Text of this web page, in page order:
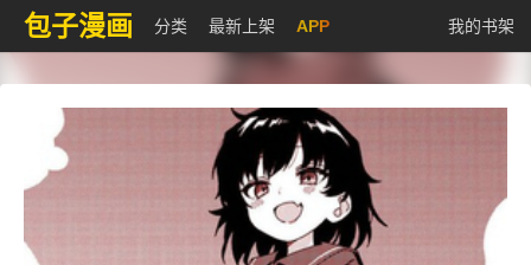
包子漫画 分类 最新上架 APP 我的书架